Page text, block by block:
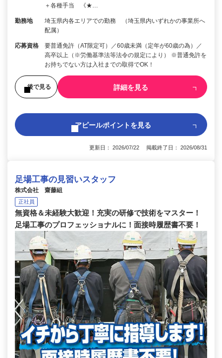
＋各種手当 《★…
勤務地
埼玉県内各エリアでの勤務 （埼玉県内いずれかの事業所へ
配属）
応募資格
要普通免許（AT限定可）／60歳未満（定年が60歳の為）／
高卒以上（※労働基準法等法令の規定により） ※普通免許を
お持ちでない方は入社までの取得でOK！
後で見る 詳細を見る
アピールポイントを見る
更新日： 2026/07/22 掲載終了日： 2026/08/31
足場工事の見習いスタッフ
株式会社 齋藤組
正社員
無資格＆未経験大歓迎！充実の研修で技術をマスター！
足場工事のプロフェッショナルに！面接時履歴書不要！